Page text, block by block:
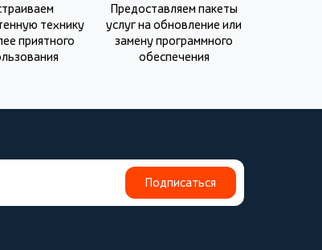
технику
приятного
Предоставляем пакеты
услуг на обновление или
замену программного
обеспечения
Подписаться